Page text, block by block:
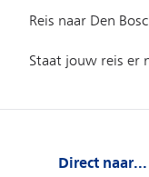
Direct naar...